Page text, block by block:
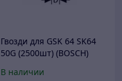
Гвозди для GSK 64 SK64
50G (2500шт) (BOSCH)
В наличии